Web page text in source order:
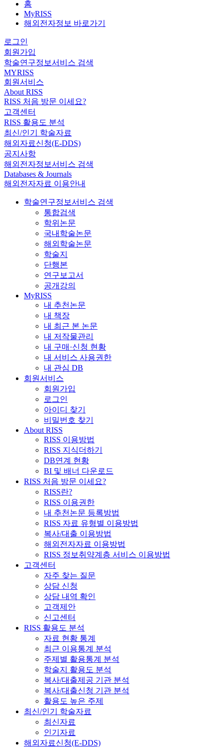
홈
MyRISS
해외전자정보 바로가기
로그인
회원가입
학술연구정보서비스 검색
MYRISS
회원서비스
About RISS
RISS 처음 방문 이세요?
고객센터
RISS 활용도 분석
최신/인기 학술자료
해외자료신청(E-DDS)
공지사항
해외전자정보서비스 검색
Databases & Journals
해외전자자료 이용안내
학술연구정보서비스 검색
통합검색
학위논문
국내학술논문
해외학술논문
학술지
단행본
연구보고서
공개강의
MyRISS
내 추천논문
내 책장
내 최근 본 논문
내 저작물관리
내 구매·신청 현황
내 서비스 사용권한
내 관심 DB
회원서비스
회원가입
로그인
아이디 찾기
비밀번호 찾기
About RISS
RISS 이용방법
RISS 지식더하기
DB연계 현황
BI 및 배너 다운로드
RISS 처음 방문 이세요?
RISS란?
RISS 이용권한
내 추천논문 등록방법
RISS 자료 유형별 이용방법
복사/대출 이용방법
해외전자자료 이용방법
RISS 정보취약계층 서비스 이용방법
고객센터
자주 찾는 질문
상담 신청
상담 내역 확인
고객제안
신고센터
RISS 활용도 분석
자료 현황 통계
최근 이용통계 분석
주제별 활용통계 분석
학술지 활용도 분석
복사/대출제공 기관 분석
복사/대출신청 기관 분석
활용도 높은 주제
최신/인기 학술자료
최신자료
인기자료
해외자료신청(E-DDS)